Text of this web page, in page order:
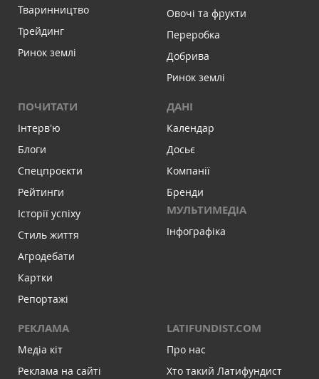
Тваринництво
Трейдинг
Ринок землі
Овочі та фрукти
Переробка
Добрива
Ринок землі
ПОЧИТАТИ
Інтервʼю
Блоги
Спецпроєкти
Рейтинги
Історії успіху
Стиль життя
Агродебати
Картки
Репортажі
ДАНІ
Календар
Досьє
Компанії
Бренди
МУЛЬТИМЕДІА
Інфографіка
РЕКЛАМА
Медіа кіт
Реклама на сайті
LATIFUNDIST.COM
Про нас
Хто такий Латифундист